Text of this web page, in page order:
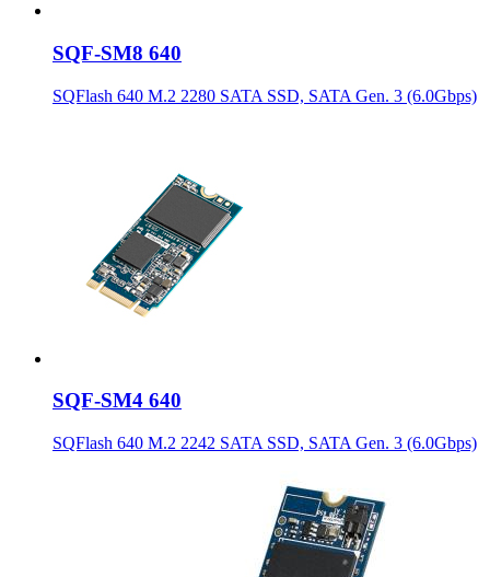
SQF-SM8 640
SQFlash 640 M.2 2280 SATA SSD, SATA Gen. 3 (6.0Gbps)
SQF-SM4 640
SQFlash 640 M.2 2242 SATA SSD, SATA Gen. 3 (6.0Gbps)